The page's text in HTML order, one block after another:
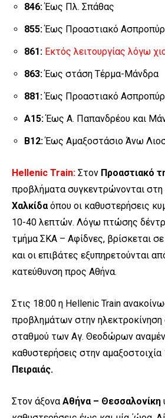
846:Έως Πλ. Σπάθας
855:Έως Προαστιακό
861: Εκτός λειτουργίας λόγω
863:Έως στάση Τέρμα-Μάνδρα
881:Έως Προαστιακό
Α15:Έως Α. Παπανδρέου και
Β12:Έως Αμαξοστάσιο Άνω
Hellenic Train: Στον Προαστιακό
προβλήματα συγκεντρώνονται στη
Χαλκίδαόπου οι καθυστερήσεις
10-40 λεπτών. Λόγω πτώσης
τμήμα ΣΚΑ – Αφίδνες, βρίσκεται
και οι επιβάτες εξυπηρετούνται
κατεύθυνση προς Αθήνα.
Στις 18:00 η Hellenic Train
προβλημάτων στην
σταθμού των Αγ. Θεοδώρων
καθυστερήσεις στην αμαξοστοιχία
Πειραιάς.
Στον άξοναΑθήνα – Θεσσαλονίκη